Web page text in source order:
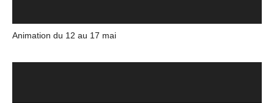
Animation du 12 au 17 mai